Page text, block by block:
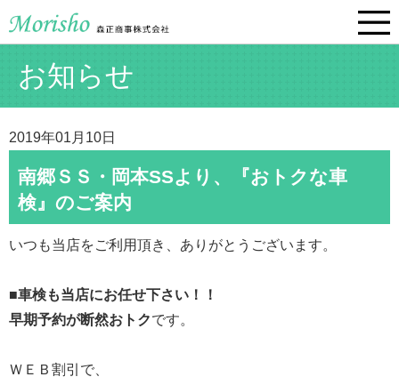
お知らせ
2019年01月10日
南郷ＳＳ・岡本SSより、『おトクな車
検』のご案内
いつも当店をご利用頂き、ありがとうございます。
■車検も当店にお任せ下さい！！
早期予約が断然おトクです。
ＷＥＢ割引で、